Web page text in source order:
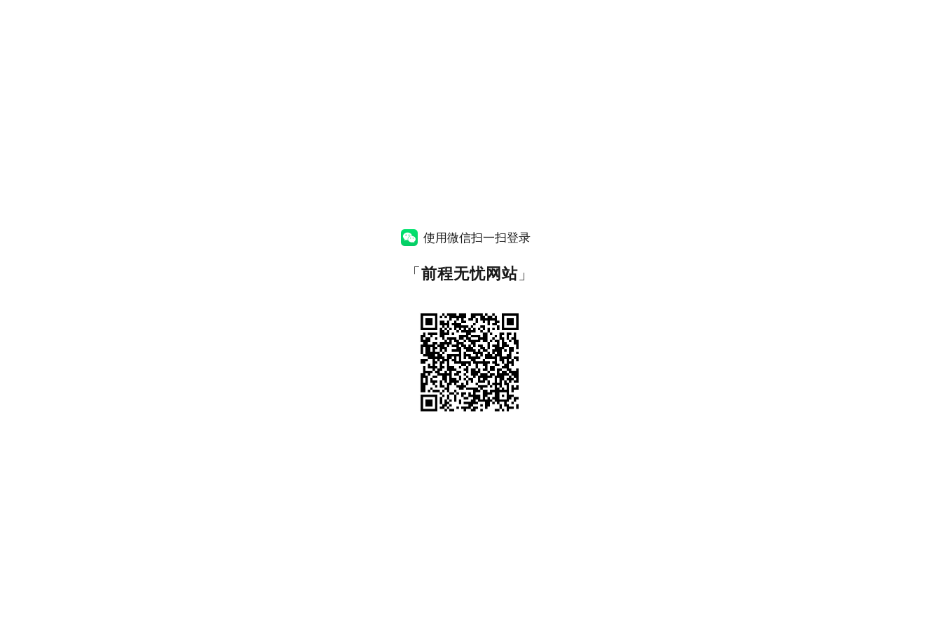
使用微信扫一扫登录
「前程无忧网站」